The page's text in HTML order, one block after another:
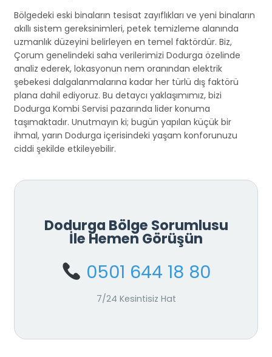
Bölgedeki eski binaların tesisat zayıflıkları ve yeni binaların
akıllı sistem gereksinimleri, petek temizleme alanında
uzmanlık düzeyini belirleyen en temel faktördür. Biz,
Çorum genelindeki saha verilerimizi Dodurga özelinde
analiz ederek, lokasyonun nem oranından elektrik
şebekesi dalgalanmalarına kadar her türlü dış faktörü
plana dahil ediyoruz. Bu detaycı yaklaşımımız, bizi
Dodurga Kombi Servisi pazarında lider konuma
taşımaktadır. Unutmayın ki; bugün yapılan küçük bir
ihmal, yarın Dodurga içerisindeki yaşam konforunuzu
ciddi şekilde etkileyebilir.
Dodurga Bölge Sorumlusu
İle Hemen Görüşün
0501 644 18 80
7/24 Kesintisiz Hat